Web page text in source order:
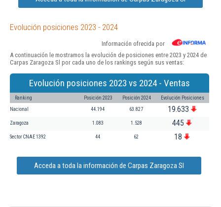
Evolución posiciones 2023 - 2024
Información ofrecida por
A continuación le mostramos la evolución de posiciones entre 2023 y 2024 de
Carpas Zaragoza Sl por cada uno de los rankings según sus ventas:
Evolución posiciones 2023 vs 2024 - Ventas
Ranking Posición 2023 Posición 2024 Evolución Posiciones
Nacional 44.194 63.827 19.633
Zaragoza 1.083 1.528 445
Sector CNAE 1392 44 62 18
Acceda a toda la información de Carpas Zaragoza Sl